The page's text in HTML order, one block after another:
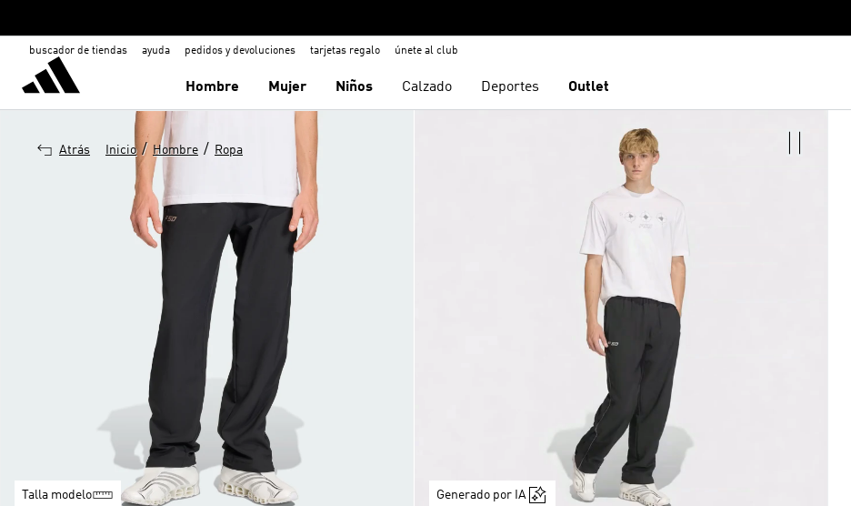
buscador de tiendas ayuda pedidos y devoluciones tarjetas regalo únete al club
Hombre Mujer Niños Calzado Deportes Outlet
Atrás Inicio / Hombre / Ropa
Talla modelo Generado por IA